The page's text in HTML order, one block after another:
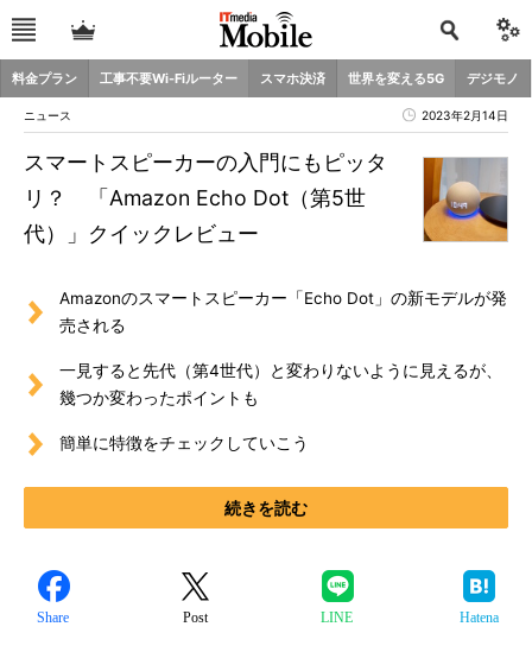
料金プラン 工事不要Wi-Fiルーター スマホ決済 世界を変える5G デジモノ
ニュース 2023年2月14日
スマートスピーカーの入門にもピッタ
リ？ 「Amazon Echo Dot（第5世
代）」クイックレビュー
Amazonのスマートスピーカー「Echo Dot」の新モデルが発
売される
一見すると先代（第4世代）と変わりないように見えるが、
幾つか変わったポイントも
簡単に特徴をチェックしていこう
続きを読む
Share Post LINE Hatena